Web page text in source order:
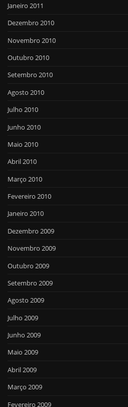
Janeiro 2011
Dezembro 2010
Novembro 2010
Outubro 2010
Setembro 2010
Agosto 2010
Julho 2010
Junho 2010
Maio 2010
Abril 2010
Março 2010
Fevereiro 2010
Janeiro 2010
Dezembro 2009
Novembro 2009
Outubro 2009
Setembro 2009
Agosto 2009
Julho 2009
Junho 2009
Maio 2009
Abril 2009
Março 2009
Fevereiro 2009